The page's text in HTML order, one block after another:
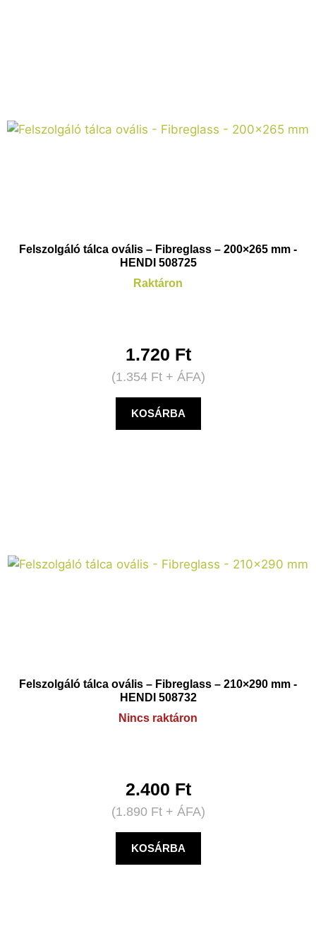
Felszolgáló tálca ovális – Fibreglass – 200×265 mm -
HENDI 508725
Raktáron
1.720 Ft
(1.354 Ft+ ÁFA)
KOSÁRBA
Felszolgáló tálca ovális – Fibreglass – 210×290 mm -
HENDI 508732
Nincs raktáron
2.400 Ft
(1.890 Ft+ ÁFA)
KOSÁRBA